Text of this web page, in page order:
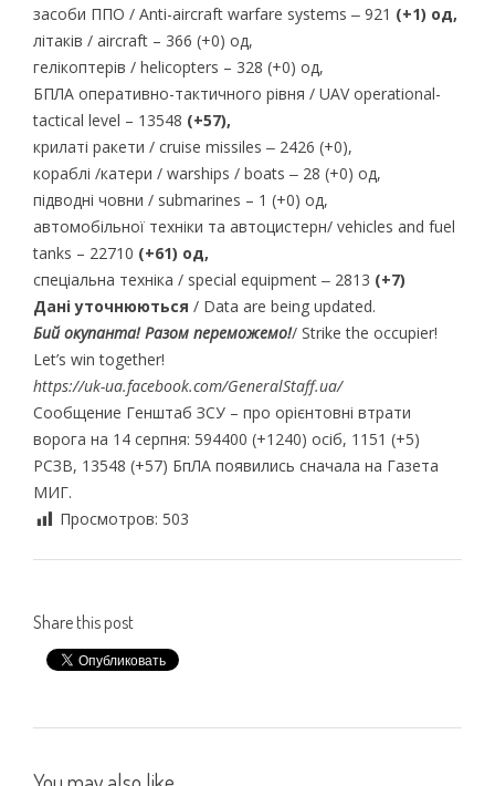
засоби ППО / Anti-aircraft warfare systems ‒ 921 (+1) од,
літаків / aircraft – 366 (+0) од,
гелікоптерів / helicopters – 328 (+0) од,
БПЛА оперативно-тактичного рівня / UAV operational-
tactical level – 13548 (+57),
крилаті ракети / cruise missiles ‒ 2426 (+0),
кораблі /катери / warships / boats ‒ 28 (+0) од,
підводні човни / submarines – 1 (+0) од,
автомобільної техніки та автоцистерн/ vehicles and fuel
tanks – 22710 (+61) од,
спеціальна техніка / special equipment ‒ 2813 (+7)
Дані уточнюються / Data are being updated.
Бий окупанта! Разом переможемо!/ Strike the occupier!
Let’s win together!
https://uk-ua.facebook.com/GeneralStaff.ua/
Сообщение Генштаб ЗСУ – про орієнтовні втрати
ворога на 14 серпня: 594400 (+1240) осіб, 1151 (+5)
РСЗВ, 13548 (+57) БпЛА появились сначала на Газета
МИГ.
Просмотров: 503
Share this post